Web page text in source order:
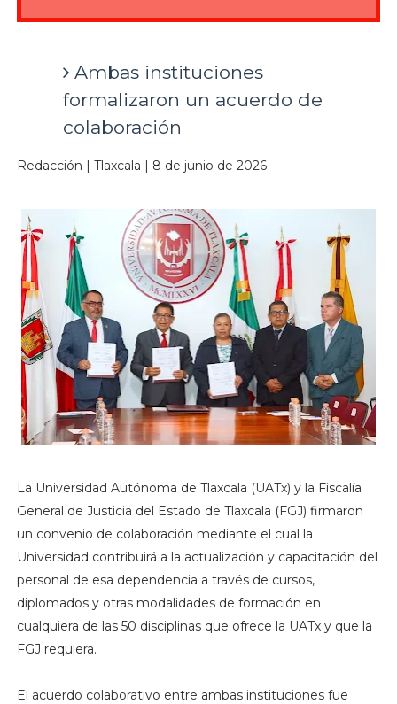
Ambas instituciones
formalizaron un acuerdo de
colaboración
Redacción | Tlaxcala | 8 de junio de 2026
La Universidad Autónoma de Tlaxcala (UATx) y la Fiscalía
General de Justicia del Estado de Tlaxcala (FGJ) firmaron
un convenio de colaboración mediante el cual la
Universidad contribuirá a la actualización y capacitación del
personal de esa dependencia a través de cursos,
diplomados y otras modalidades de formación en
cualquiera de las 50 disciplinas que ofrece la UATx y que la
FGJ requiera.
El acuerdo colaborativo entre ambas instituciones fue